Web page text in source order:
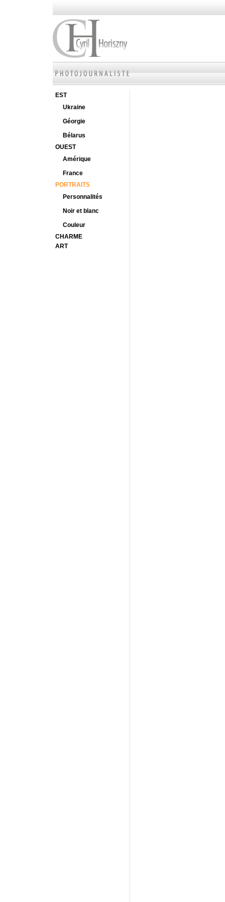
EST
Ukraine
Géorgie
Bélarus
OUEST
Amérique
France
PORTRAITS
Personnalités
Noir et blanc
Couleur
CHARME
ART